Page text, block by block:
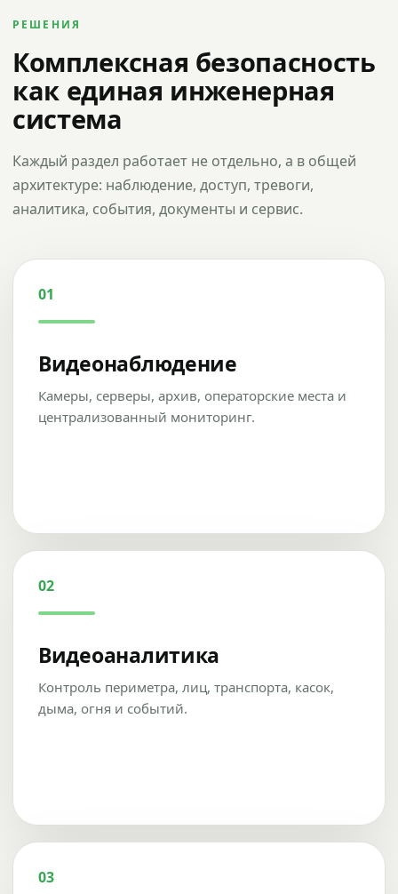
РЕШЕНИЯ
Комплексная безопасность
как единая инженерная
система
Каждый раздел работает не отдельно, а в общей
архитектуре: наблюдение, доступ, тревоги,
аналитика, события, документы и сервис.
01
Видеонаблюдение
Камеры, серверы, архив, операторские места и
централизованный мониторинг.
02
Видеоаналитика
Контроль периметра, лиц, транспорта, касок,
дыма, огня и событий.
03